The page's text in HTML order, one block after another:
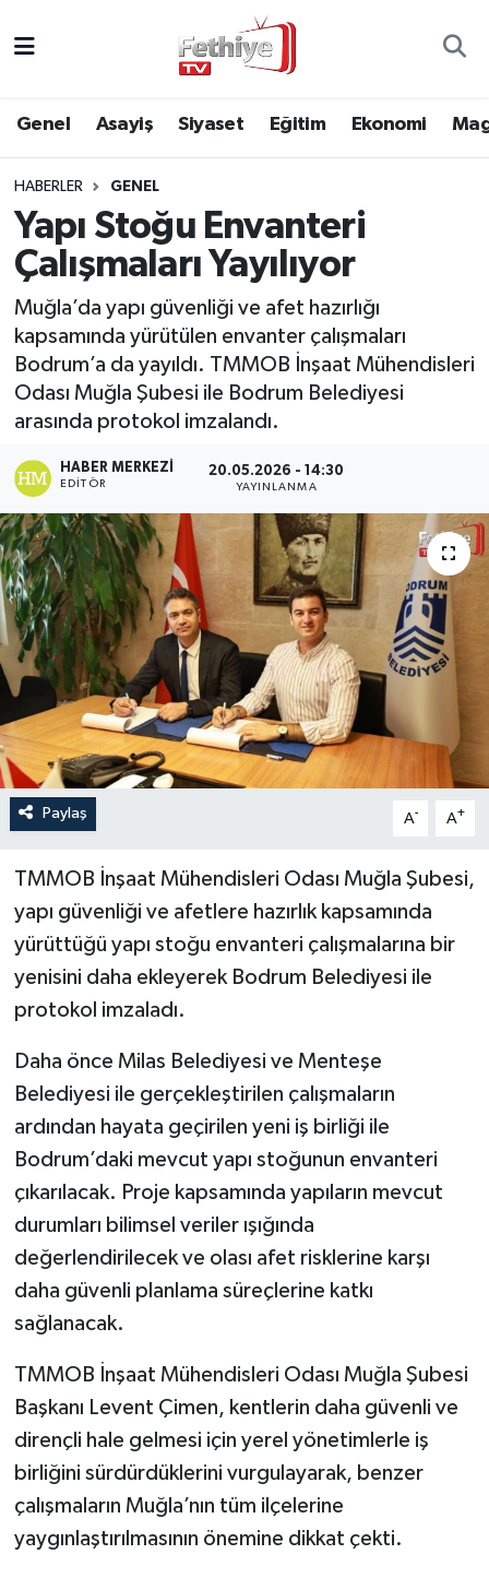
Genel Asayiş Siyaset Eğitim Ekonomi
HABERLER GENEL
Yapı Stoğu Envanteri
Çalışmaları Yayılıyor
Muğla’da yapı güvenliği ve afet hazırlığı
kapsamında yürütülen envanter çalışmaları
Bodrum’a da yayıldı. TMMOB İnşaat Mühendisleri
Odası Muğla Şubesi ile Bodrum Belediyesi
arasında protokol imzalandı.
HABER MERKEZI
EDITÖR
20.05.2026 - 14:30
YAYINLANMA
Paylaş A- A+
TMMOB İnşaat Mühendisleri Odası Muğla Şubesi,
yapı güvenliği ve afetlere hazırlık kapsamında
yürüttüğü yapı stoğu envanteri çalışmalarına bir
yenisini daha ekleyerek Bodrum Belediyesi ile
protokol imzaladı.
Daha önce Milas Belediyesi ve Menteşe
Belediyesi ile gerçekleştirilen çalışmaların
ardından hayata geçirilen yeni iş birliği ile
Bodrum’daki mevcut yapı stoğunun envanteri
çıkarılacak. Proje kapsamında yapıların mevcut
durumları bilimsel veriler ışığında
değerlendirilecek ve olası afet risklerine karşı
daha güvenli planlama süreçlerine katkı
sağlanacak.
TMMOB İnşaat Mühendisleri Odası Muğla Şubesi
Başkanı Levent Çimen, kentlerin daha güvenli ve
dirençli hale gelmesi için yerel yönetimlerle iş
birliğini sürdürdüklerini vurgulayarak, benzer
çalışmaların Muğla’nın tüm ilçelerine
yaygınlaştırılmasının önemine dikkat çekti.
Asayiş
Eğitim
Ekonomi
Kültür
Magazin
Spor
Turizm
Muğla Hava Durumu
Muğla Namaz Vakitleri
Muğla Trafik Yoğunluk Haritası
Süper Lig Puan Durumu ve Fikstür
Tüm Manşetler
Son Dakika Haberleri
Haber Arşivi